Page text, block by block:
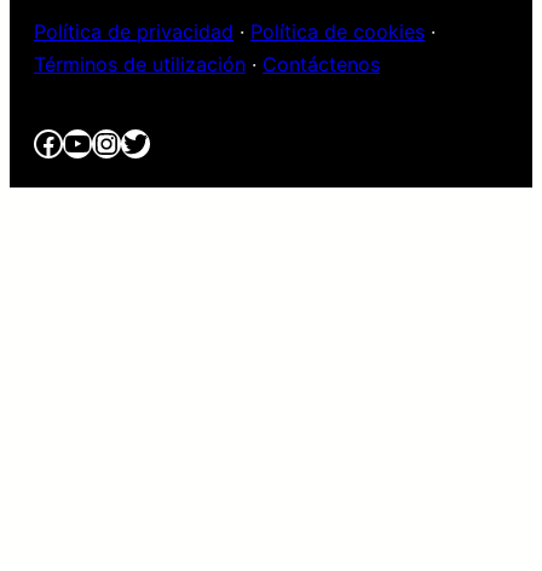
Política de privacidad · Política de cookies ·
Términos de utilización · Contáctenos
Facebook
YouTube
Instagram
Twitter